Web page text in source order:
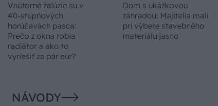
Vnútorné žalúzie sú v
40-stupňových
horúčavách pasca:
Prečo z okna robia
radiátor a ako to
vyriešiť za pár eur?
Dom s ukážkovou
záhradou: Majitelia mali
pri výbere stavebného
materiálu jasno
NÁVODY